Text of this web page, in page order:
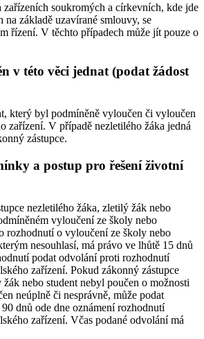
zařízeních soukromých a církevních, kde jde
na základě uzavírané smlouvy, se
řízení. V těchto případech může jít pouze o
v této věci jednat (podat žádost
který byl podmíněně vyloučen či vyloučen
zařízení. V případě nezletilého žáka jedná
zástupce.
a postup pro řešení životní
nezletilého žáka, zletilý žák nebo
vyloučení ze školy nebo
rozhodnutí o vyloučení ze školy nebo
nesouhlasí, má právo ve lhůtě 15 dnů
podat odvolání proti rozhodnutí
zařízení. Pokud zákonný zástupce
nebo student nebyl poučen o možnosti
neúplně či nesprávně, může podat
dnů ode dne oznámení rozhodnutí
zařízení. Včas podané odvolání má